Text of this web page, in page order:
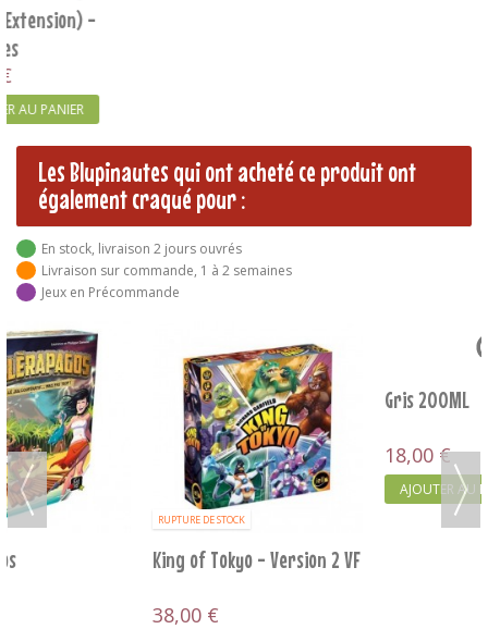
Les Blupinautes qui ont acheté ce produit ont
également craqué pour :
En stock, livraison 2 jours ouvrés
Livraison sur commande, 1 à 2 semaines
Jeux en Précommande
Gris 200ML
18,00 €
AJOUTER AU PANIER
Bandido
12,00 €
AJOUTER AU PANIER